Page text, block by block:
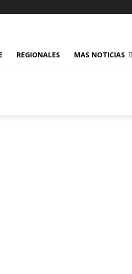
REGIONALES MAS NOTICIAS